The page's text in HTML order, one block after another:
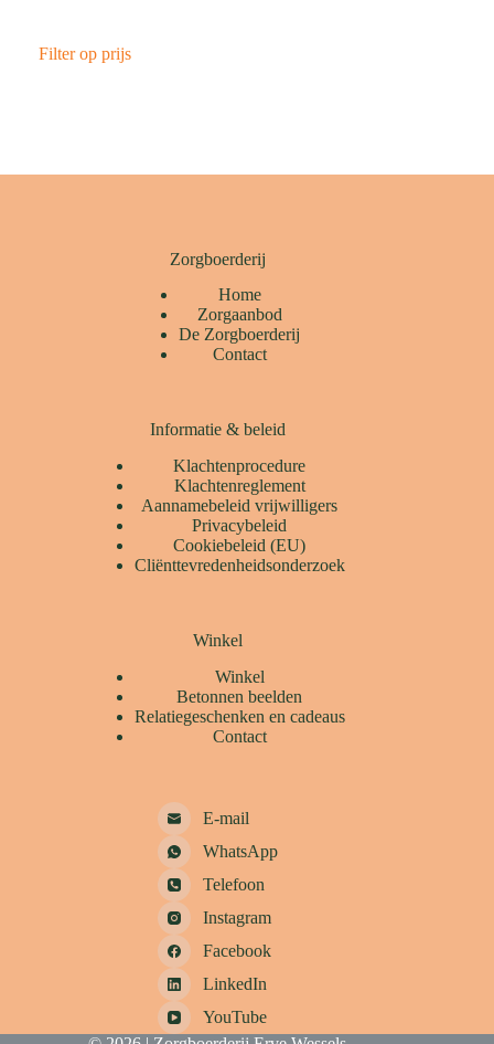
Filter op prijs
Zorgboerderij
Home
Zorgaanbod
De Zorgboerderij
Contact
Informatie & beleid
Klachtenprocedure
Klachtenreglement
Aannamebeleid vrijwilligers
Privacybeleid
Cookiebeleid (EU)
Cliënttevredenheidsonderzoek
Winkel
Winkel
Betonnen beelden
Relatiegeschenken en cadeaus
Contact
E-mail
WhatsApp
Telefoon
Instagram
Facebook
LinkedIn
YouTube